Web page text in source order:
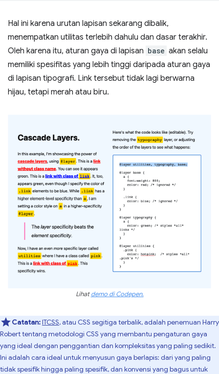
Hal ini karena urutan lapisan sekarang dibalik,
menempatkan utilitas terlebih dahulu dan dasar terakhir.
Oleh karena itu, aturan gaya di lapisan base akan selalu
memiliki spesifitas yang lebih tinggi daripada aturan gaya
di lapisan tipografi. Link tersebut tidak lagi berwarna
hijau, tetapi merah atau biru.
Lihatdemo di Codepen.
Catatan:ITCSS, atau CSS segitiga terbalik, adalah penemuan Harry
Robert tentang metodologi CSS yang membantu pengaturan gaya
yang ideal dengan penggantian dan kompleksitas yang paling sedikit.
Ini adalah cara ideal untuk menyusun gaya berlapis: dari yang paling
tidak spesifik hingga paling spesifik, dan konvensi yang bagus untuk